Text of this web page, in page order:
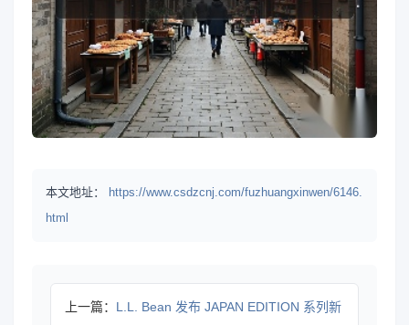
本文地址：
https://www.csdzcnj.com/fuzhuangxinwen/6146.
html
上一篇： L.L. Bean 发布 JAPAN EDITION 系列新